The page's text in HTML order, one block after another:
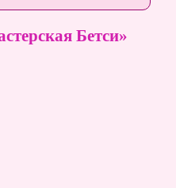
Бетси»